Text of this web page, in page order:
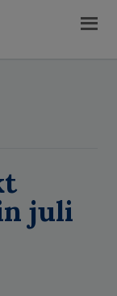
juli